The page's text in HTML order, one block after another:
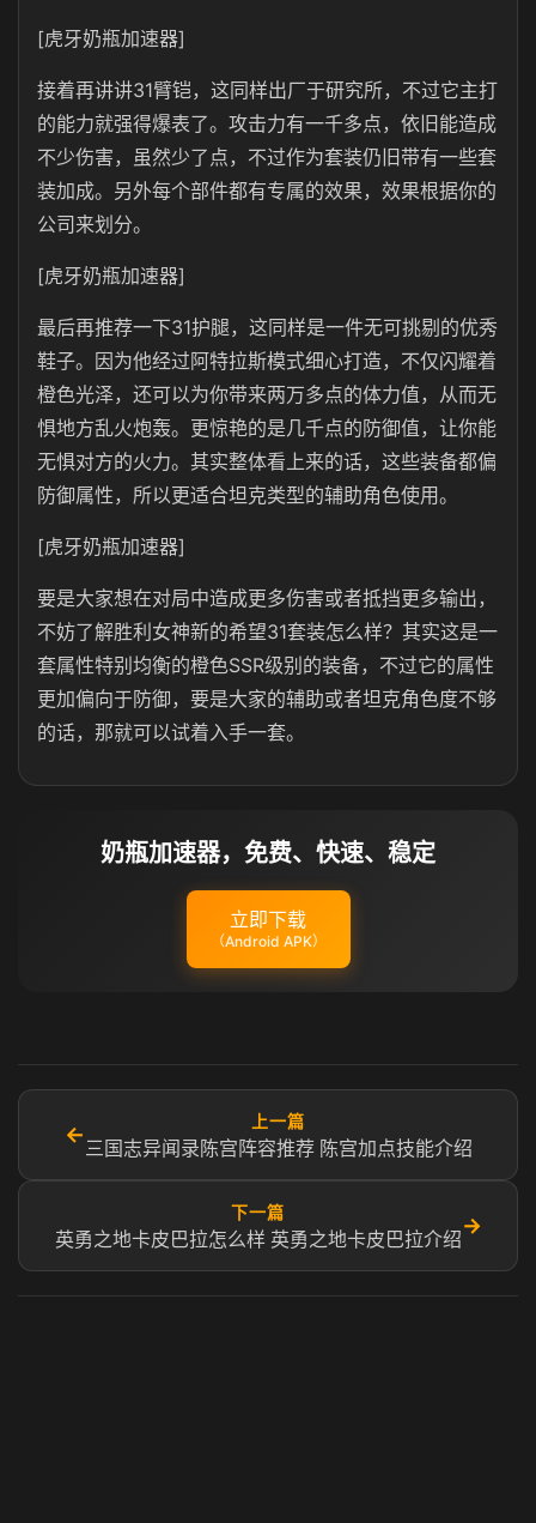
[虎牙奶瓶加速器]
接着再讲讲31臂铠，这同样出厂于研究所，不过它主打
的能力就强得爆表了。攻击力有一千多点，依旧能造成
不少伤害，虽然少了点，不过作为套装仍旧带有一些套
装加成。另外每个部件都有专属的效果，效果根据你的
公司来划分。
[虎牙奶瓶加速器]
最后再推荐一下31护腿，这同样是一件无可挑剔的优秀
鞋子。因为他经过阿特拉斯模式细心打造，不仅闪耀着
橙色光泽，还可以为你带来两万多点的体力值，从而无
惧地方乱火炮轰。更惊艳的是几千点的防御值，让你能
无惧对方的火力。其实整体看上来的话，这些装备都偏
防御属性，所以更适合坦克类型的辅助角色使用。
[虎牙奶瓶加速器]
要是大家想在对局中造成更多伤害或者抵挡更多输出，
不妨了解胜利女神新的希望31套装怎么样？其实这是一
套属性特别均衡的橙色SSR级别的装备，不过它的属性
更加偏向于防御，要是大家的辅助或者坦克角色度不够
的话，那就可以试着入手一套。
奶瓶加速器，免费、快速、稳定
立即下载
（Android APK）
←
上一篇
三国志异闻录陈宫阵容推荐 陈宫加点技能介绍
下一篇
英勇之地卡皮巴拉怎么样 英勇之地卡皮巴拉介绍
→